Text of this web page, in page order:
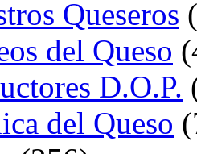
Queseros
del Queso
D.O.P.
del Queso